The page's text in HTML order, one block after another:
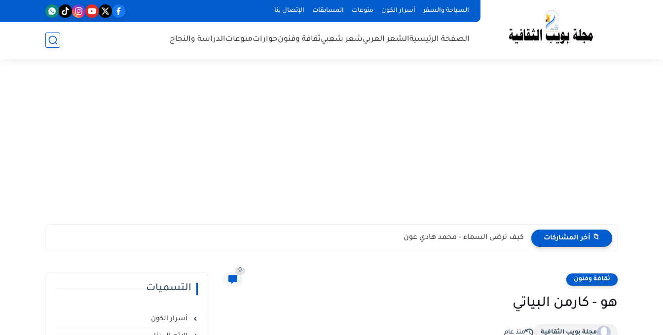
السياحة والسفر أسرار الكون منوعات المسابقات الإتصال بنا
الصفحة الرئيسيةالشعر العربيشعر شعبيثقافة وفنونحواراتمنوعاتالدراسة والنجاح
📁 أخر المشاركات كيف ترضى السماء - محمد هادي عون
ثقافة وفنون
0
هو - كارمن البياتي
مجلة بويب الثقافية منذ عام
التسميات
أسرار الكون